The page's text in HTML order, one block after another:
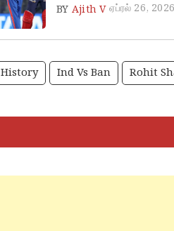
BY Ajith V ஏப்ரல் 26,
History Ind Vs Ban Rohit